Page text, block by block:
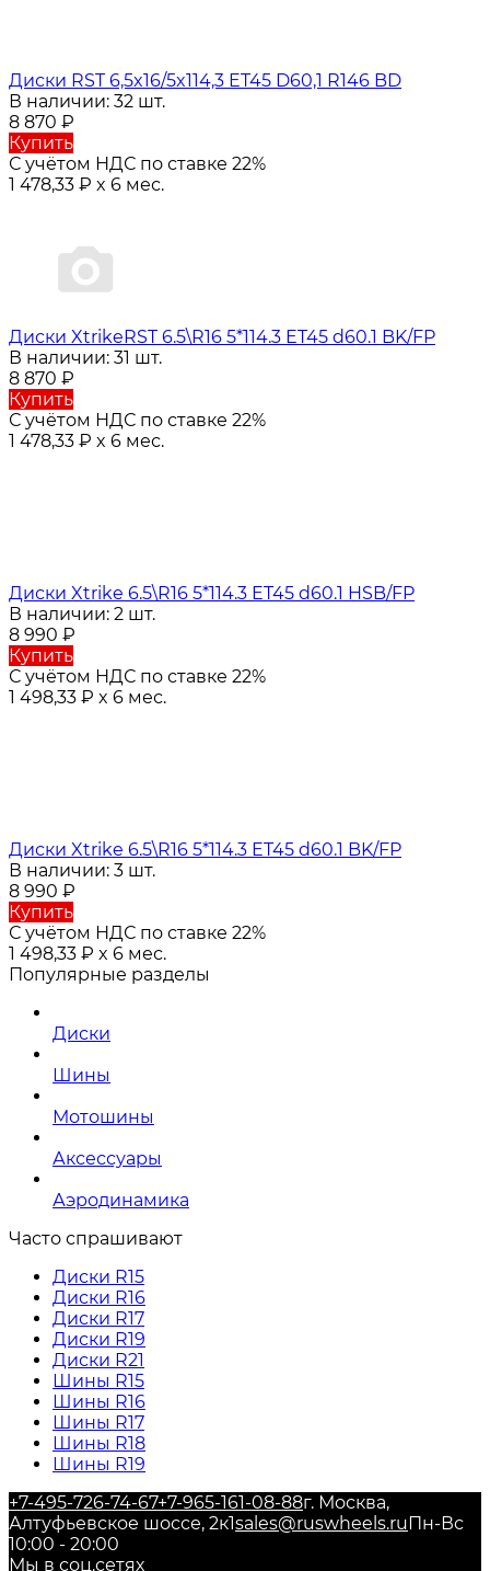
Диски RST 6,5x16/5x114,3 ET45 D60,1 R146 BD
В наличии: 32 шт.
8 870 ₽
Купить
С учётом НДС по ставке 22%
1 478,33 ₽ x 6 мес.
Диски XtrikeRST 6.5\R16 5*114.3 ET45 d60.1 BK/FP
В наличии: 31 шт.
8 870 ₽
Купить
С учётом НДС по ставке 22%
1 478,33 ₽ x 6 мес.
Диски Xtrike 6.5\R16 5*114.3 ET45 d60.1 HSB/FP
В наличии: 2 шт.
8 990 ₽
Купить
С учётом НДС по ставке 22%
1 498,33 ₽ x 6 мес.
Диски Xtrike 6.5\R16 5*114.3 ET45 d60.1 BK/FP
В наличии: 3 шт.
8 990 ₽
Купить
С учётом НДС по ставке 22%
1 498,33 ₽ x 6 мес.
Популярные разделы
Диски
Шины
Мотошины
Аксессуары
Аэродинамика
Часто спрашивают
Диски R15
Диски R16
Диски R17
Диски R19
Диски R21
Шины R15
Шины R16
Шины R17
Шины R18
Шины R19
+7-495-726-74-67+7-965-161-08-88г. Москва,
Алтуфьевское шоссе, 2к1sales@ruswheels.ru Пн-Вс
10:00 - 20:00
Мы в соц.сетях